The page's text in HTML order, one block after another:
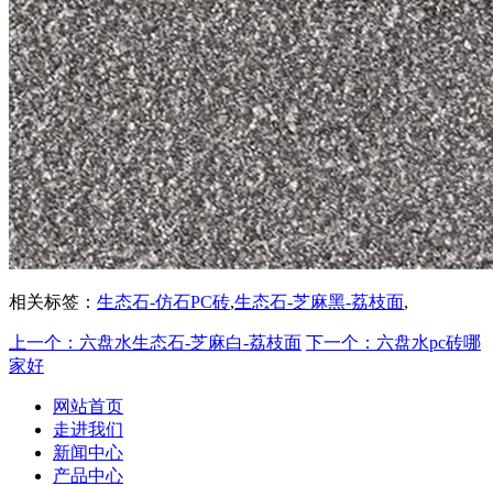
相关标签： 生态石-仿石PC砖,生态石-芝麻黑-荔枝面,
上一个：六盘水生态石-芝麻白-荔枝面 下一个：六盘水pc砖哪
家好
网站首页
走进我们
新闻中心
产品中心